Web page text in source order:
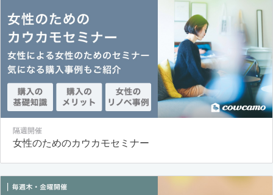
隔週開催
女性のためのカウカモセミナー